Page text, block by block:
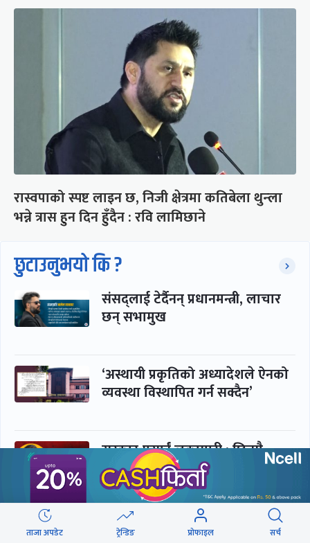
रास्वपाको स्पष्ट लाइन छ, निजी क्षेत्रमा कतिबेला थुन्ला
भन्ने त्रास हुन दिन हुँदैन : रवि लामिछाने
छुटाउनुभयो कि ?
संसद्लाई टेर्दैनन् प्रधानमन्त्री, लाचार
छन् सभामुख
‘अस्थायी प्रकृतिको अध्यादेशले ऐनको
व्यवस्था विस्थापित गर्न सक्दैन’
सरकार-प्रसाईं लुकामारी : छिनमै
पक्राउ, तुरुन्तै रिहा
‘कामचलाउ’ नेतृत्वले थलियो स्वास्थ्य
ताजा अपडेट ट्रेन्डिङ प्रोफाइल सर्च